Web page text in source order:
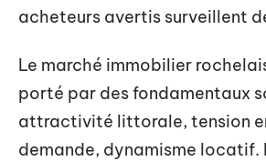
acheteurs avertis surveillent
Le marché immobilier
porté par des fondamentaux
attractivité littorale, tension
demande, dynamisme locatif.